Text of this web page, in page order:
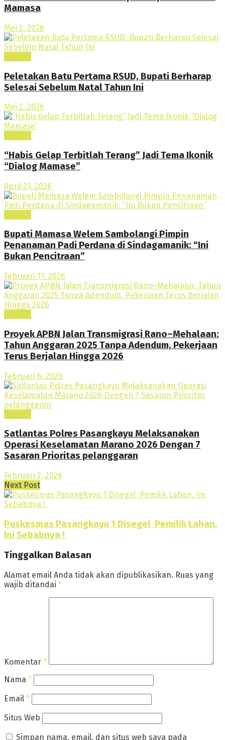
Mamasa
Mei 2, 2026
Peletakan Batu Pertama RSUD, Bupati Berharap
Selesai Sebelum Natal Tahun Ini
Mei 2, 2026
“Habis Gelap Terbitlah Terang” Jadi Tema Ikonik
“Dialog Mamase”
April 21, 2026
Bupati Mamasa Welem Sambolangi Pimpin
Penanaman Padi Perdana di Sindagamanik: “Ini
Bukan Pencitraan”
Februari 11, 2026
Proyek APBN Jalan Transmigrasi Rano–Mehalaan:
Tahun Anggaran 2025 Tanpa Adendum, Pekerjaan
Terus Berjalan Hingga 2026
Februari 6, 2026
Satlantas Polres Pasangkayu Melaksanakan
Operasi Keselamatan Marano 2026 Dengan 7
Sasaran Prioritas pelanggaran
Februari 2, 2026
Next Post
Puskesmas Pasangkayu 1 Disegel Pemilik Lahan,
Ini Sebabnya !
Tinggalkan Balasan
Alamat email Anda tidak akan dipublikasikan. Ruas yang
wajib ditandai *
Komentar *
Nama *
Email *
Situs Web
Simpan nama, email, dan situs web saya pada